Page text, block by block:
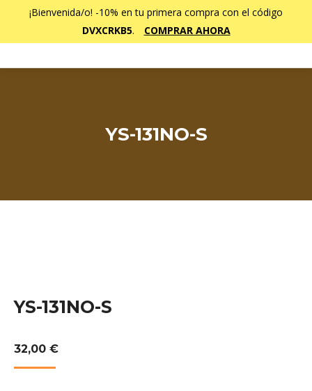
¡Bienvenida/o! -10% en tu primera compra con el código
DVXCRKB5. COMPRAR AHORA
YS-131NO-S
YS-131NO-S
32,00 €